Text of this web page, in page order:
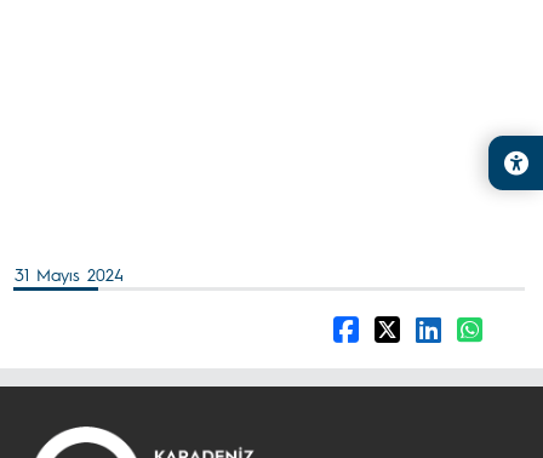
31 Mayıs 2024